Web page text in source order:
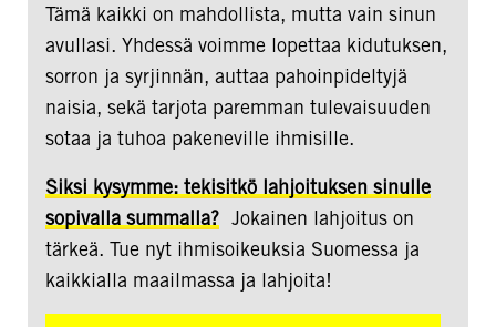
Tämä kaikki on mahdollista, mutta vain sinun
avullasi. Yhdessä voimme lopettaa kidutuksen,
sorron ja syrjinnän, auttaa pahoinpideltyjä
naisia, sekä tarjota paremman tulevaisuuden
sotaa ja tuhoa pakeneville ihmisille.
Siksi kysymme: tekisitkö lahjoituksen sinulle
sopivalla summalla? Jokainen lahjoitus on
tärkeä. Tue nyt ihmisoikeuksia Suomessa ja
kaikkialla maailmassa ja lahjoita!